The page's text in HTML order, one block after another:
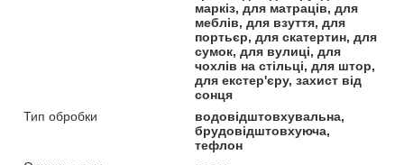
маркіз, для матраців, для
меблів, для взуття, для
портьєр, для скатертин, для
сумок, для вулиці, для
чохлів на стільці, для штор,
для екстер'єру, захист від
сонця
Тип обробки
водовідштовхувальна,
брудовідштовхуюча,
тефлон